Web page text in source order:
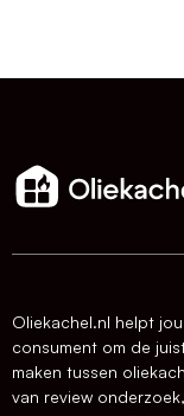
Oliekachel.nl helpt
consument om de
maken tussen
van review